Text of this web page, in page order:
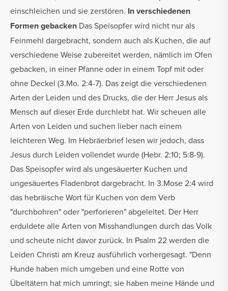
einschleichen und sie zerstören. In verschiedenen
Formen gebacken Das Speisopfer wird nicht nur als
Feinmehl dargebracht, sondern auch als Kuchen, die auf
verschiedene Weise zubereitet werden, nämlich im Ofen
gebacken, in einer Pfanne oder in einem Topf mit oder
ohne Deckel (3.Mo. 2:4-7). Das zeigt die verschiedenen
Arten der Leiden und des Drucks, die der Herr Jesus als
Mensch auf dieser Erde durchlebt hat. Wir scheuen alle
Arten von Leiden und suchen lieber nach einem
leichteren Weg. Im Hebräerbrief lesen wir jedoch, dass
Jesus durch Leiden vollendet wurde (Hebr. 2:10; 5:8-9).
Das Speisopfer wird als ungesäuerter Kuchen und
ungesäuertes Fladenbrot dargebracht. In 3.Mose 2:4 wird
das hebräische Wort für Kuchen von dem Verb
"durchbohren" oder "perforieren" abgeleitet. Der Herr
erduldete alle Arten von Misshandlungen durch das Volk
und scheute nicht davor zurück. In Psalm 22 werden die
Leiden Christi am Kreuz ausführlich vorhergesagt. "Denn
Hunde haben mich umgeben und eine Rotte von
Übeltätern hat mich umringt; sie haben meine Hände und